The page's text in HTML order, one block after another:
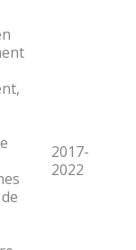
2017-
2022